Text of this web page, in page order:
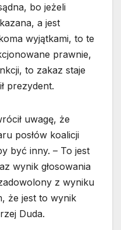
bo jeżeli
a jest
wyjątkami, to te
prawnie,
to zakaz staje
prezydent.
uwagę, że
posłów koalicji
być inny. – To jest
wynik głosowania
z wyniku
że jest to wynik
Duda.